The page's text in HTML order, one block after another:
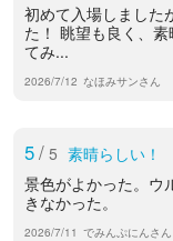
初めて入場しました
た！ 眺望も良く、
てみ...
2026/7/12 なほみサンさん
5/ 5 素晴らしい！
景色がよかった。ウ
きなかった。
2026/7/11 でみんぷにんさん